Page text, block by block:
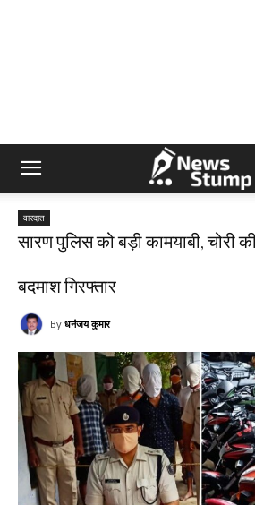
वारदात
सारण पुलिस को बड़ी कामयाबी, चोरी
बदमाश गिरफ्तार
By धनंजय कुमार